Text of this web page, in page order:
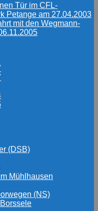
Tür im CFL-
Petange am 27.04.2003
mit den Wegmann-
(DSB)
Mühlhausen
(NS)